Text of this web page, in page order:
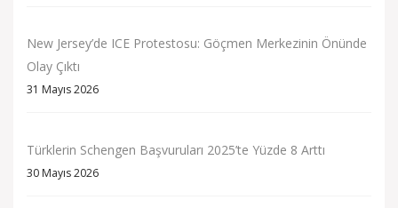
New Jersey’de ICE Protestosu: Göçmen Merkezinin Önünde
Olay Çıktı
31 Mayıs 2026
Türklerin Schengen Başvuruları 2025’te Yüzde 8 Arttı
30 Mayıs 2026